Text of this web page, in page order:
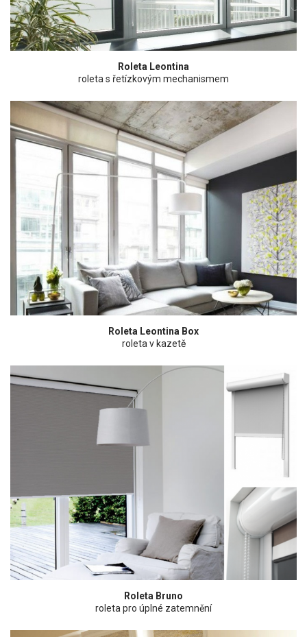
Roleta Leontina
roleta s řetízkovým mechanismem
Roleta Leontina Box
roleta v kazetě
Roleta Bruno
roleta pro úplné zatemnění